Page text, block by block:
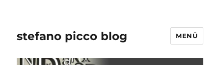
stefano picco blog MENÜ